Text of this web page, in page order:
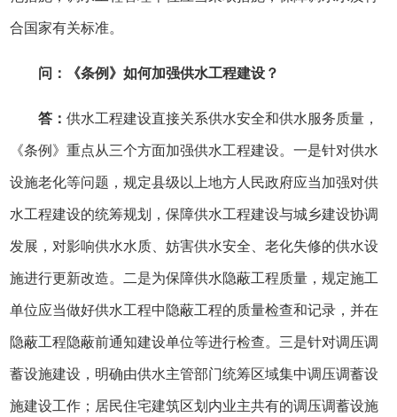
合国家有关标准。
问：《条例》如何加强供水工程建设？
答：供水工程建设直接关系供水安全和供水服务质量，
《条例》重点从三个方面加强供水工程建设。一是针对供水
设施老化等问题，规定县级以上地方人民政府应当加强对供
水工程建设的统筹规划，保障供水工程建设与城乡建设协调
发展，对影响供水水质、妨害供水安全、老化失修的供水设
施进行更新改造。二是为保障供水隐蔽工程质量，规定施工
单位应当做好供水工程中隐蔽工程的质量检查和记录，并在
隐蔽工程隐蔽前通知建设单位等进行检查。三是针对调压调
蓄设施建设，明确由供水主管部门统筹区域集中调压调蓄设
施建设工作；居民住宅建筑区划内业主共有的调压调蓄设施